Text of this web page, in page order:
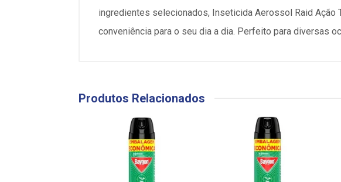
ingredientes selecionados, Inseticida Aerossol Raid Ação
conveniência para o seu dia a dia. Perfeito para diversas
Produtos Relacionados